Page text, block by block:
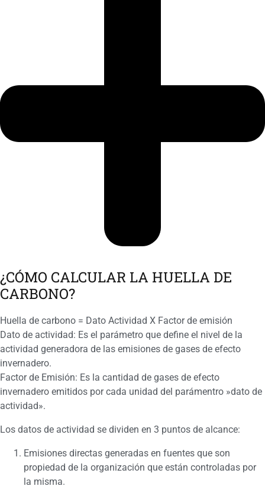
¿CÓMO CALCULAR LA HUELLA DE
CARBONO?
Huella de carbono = Dato Actividad X Factor de emisión
Dato de actividad: Es el parámetro que define el nivel de la
actividad generadora de las emisiones de gases de efecto
invernadero.
Factor de Emisión: Es la cantidad de gases de efecto
invernadero emitidos por cada unidad del parámentro »dato de
actividad».
Los datos de actividad se dividen en 3 puntos de alcance:
Emisiones directas generadas en fuentes que son
propiedad de la organización que están controladas por
la misma.